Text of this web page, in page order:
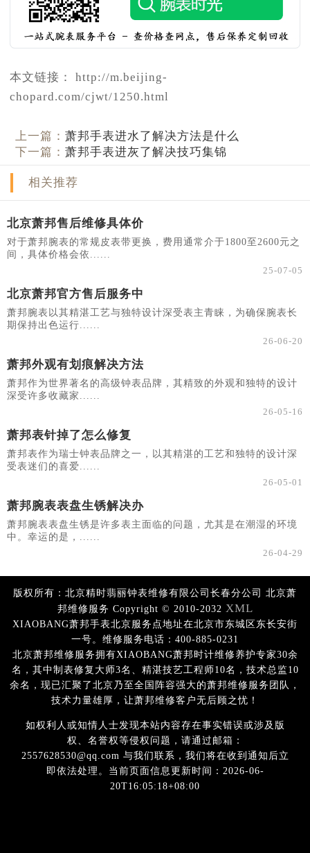
本文链接： http://m.beijing-
chopard.com/cjwt/1250.html
上一篇：萧邦手表进水了解决方法是什么
下一篇：萧邦手表进灰了解决技巧集锦
相关推荐
北京萧邦售后维修具体价
对于萧邦腕表的常规皮表带更换，费用通常介于1800至2600元之
间，具体价格会依......
25-07-05
北京萧邦官方售后服务中
萧邦腕表以其精湛工艺与独特设计深受表主青睐，为确保腕表长
期保持出色运行......
26-06-20
萧邦外观有划痕解决方法
萧邦作为世界著名的高级钟表品牌，其精致的外观和独特的设计
深受许多收藏家......
26-05-16
萧邦表针掉了怎么修复
萧邦表作为瑞士钟表品牌之一，以其精湛的工艺和独特的设计深
受表迷们的喜爱......
26-05-01
萧邦腕表表盘生锈解决办
萧邦腕表表盘生锈是许多表主面临的问题，尤其是在潮湿的环境
中。幸运的是，......
26-04-29
版权所有：北京精时翡丽钟表维修有限公司长春分公司 北京萧
邦维修服务 Copyright © 2010-2032 XML
XIAOBANG萧邦手表北京服务点地址在北京市东城区东长安街
一号。维修服务电话：400-885-0231
北京萧邦维修服务拥有XIAOBANG萧邦时计维修养护专家30余
名，其中制表修复大师3名、精湛技艺工程师10名，技术总监10
余名，现已汇聚了北京乃至全国阵容强大的萧邦维修服务团队，
技术力量雄厚，让萧邦维修客户无后顾之忧！
如权利人或知情人士发现本站内容存在事实错误或涉及版
权、名誉权等侵权问题，请通过邮箱：
2557628530@qq.com 与我们联系，我们将在收到通知后立
即依法处理。当前页面信息更新时间：2026-06-
20T16:05:18+08:00